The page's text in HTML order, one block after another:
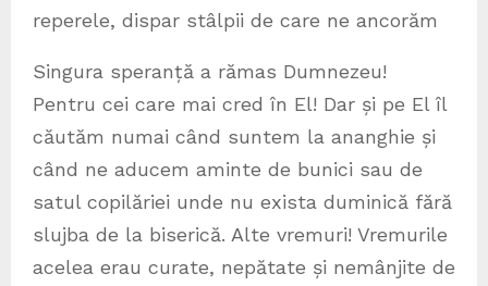
reperele, dispar stâlpii de care ne ancorăm
Singura speranță a rămas Dumnezeu!
Pentru cei care mai cred în El! Dar și pe El îl
căutăm numai când suntem la ananghie și
când ne aducem aminte de bunici sau de
satul copilăriei unde nu exista duminică fără
slujba de la biserică. Alte vremuri! Vremurile
acelea erau curate, nepătate și nemânjite de